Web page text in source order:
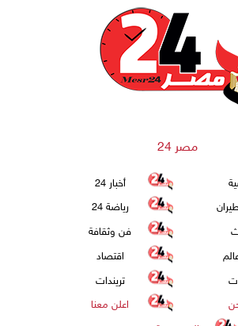
مصر 24
أخبار 24
رياضة 24
فن وثقافة
اقتصاد
تريندات
اعلن معنا